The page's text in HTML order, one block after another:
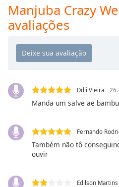
Opacity
Background
Caption
Background
Manjuba Crazy
avaliações
Ddii Vieira
Manda um salve ae bambu
Fernando
Também não tô
ouvir
Edilson Martins